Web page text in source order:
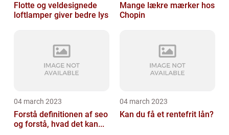
Flotte og veldesignede
loftlamper giver bedre lys
Mange lækre mærker hos
Chopin
04 march 2023
Forstå definitionen af seo
og forstå, hvad det kan...
04 march 2023
Kan du få et rentefrit lån?